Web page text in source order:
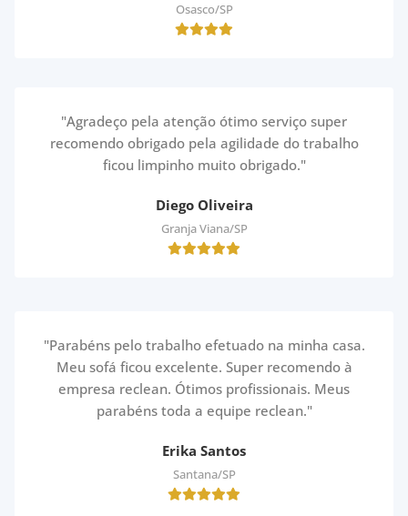
Osasco/SP
"Agradeço pela atenção ótimo serviço super
recomendo obrigado pela agilidade do trabalho
ficou limpinho muito obrigado."
Diego Oliveira
Granja Viana/SP
"Parabéns pelo trabalho efetuado na minha casa.
Meu sofá ficou excelente. Super recomendo à
empresa reclean. Ótimos profissionais. Meus
parabéns toda a equipe reclean."
Erika Santos
Santana/SP